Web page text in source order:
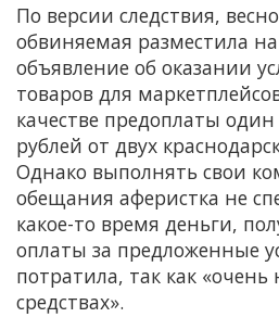
По версии следствия,
обвиняемая разместила
объявление об оказании
товаров для
качестве предоплаты
рублей от двух
Однако выполнять свои
обещания аферистка не
какое-то время деньги,
оплаты за предложенные
потратила, так как «очень
средствах».